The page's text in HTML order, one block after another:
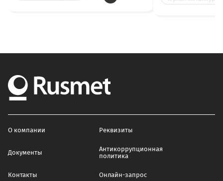
О компании Реквизиты
Документы
Антикоррупционная
политика
Контакты Онлайн-запрос